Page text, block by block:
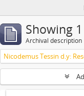
Showing
Archival description
Nicodemus Tessin d.y: